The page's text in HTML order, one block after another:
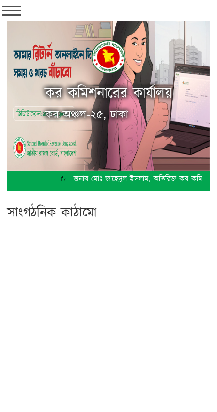
কর কমিশনারের কার্যালয়
কর অঞ্চল-২৫, ঢাকা
জনাব মোঃ জাহেদুল ইসলাম, অতিরিক্ত কর কমিশনার
সাংগঠনিক কাঠামো